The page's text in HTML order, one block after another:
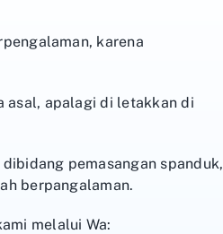
karena
asal, apalagi di letakkan di
pemasangan spanduk,
berpangalaman.
melalui Wa: